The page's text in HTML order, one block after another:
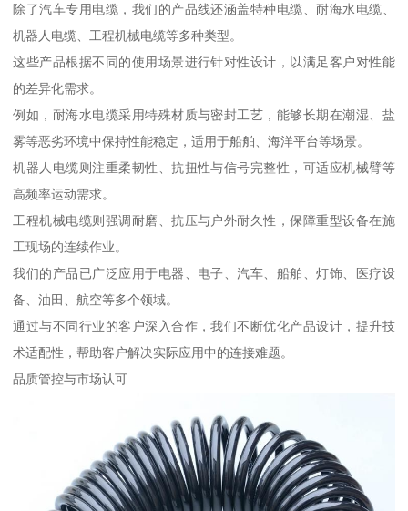
除了汽车专用电缆，我们的产品线还涵盖特种电缆、耐海水电缆、
机器人电缆、工程机械电缆等多种类型。
这些产品根据不同的使用场景进行针对性设计，以满足客户对性能
的差异化需求。
例如，耐海水电缆采用特殊材质与密封工艺，能够长期在潮湿、盐
雾等恶劣环境中保持性能稳定，适用于船舶、海洋平台等场景。
机器人电缆则注重柔韧性、抗扭性与信号完整性，可适应机械臂等
高频率运动需求。
工程机械电缆则强调耐磨、抗压与户外耐久性，保障重型设备在施
工现场的连续作业。
我们的产品已广泛应用于电器、电子、汽车、船舶、灯饰、医疗设
备、油田、航空等多个领域。
通过与不同行业的客户深入合作，我们不断优化产品设计，提升技
术适配性，帮助客户解决实际应用中的连接难题。
品质管控与市场认可